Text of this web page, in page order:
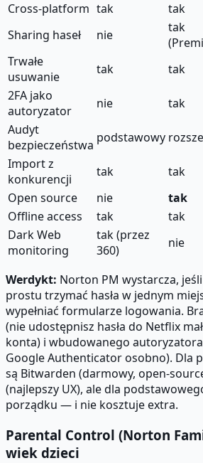
Cross-platform tak tak
Sharing haseł
nie
tak
Trwałe
usuwanie
tak tak
2FA jako
autoryzator
nie tak
Audyt
bezpieczeństwa podstawowy
Import z
konkurencji
tak tak
Open source
nie tak
Offline access
tak tak
Dark Web
monitoring
tak (przez
360)
nie
Werdykt: Norton PM wystarcza,
prostu trzymać hasła w jednym
wypełniać formularze logowania.
(nie udostępnisz hasła do Netflix
konta) i wbudowanego autoryzatora
Google Authenticator osobno). Dla
są Bitwarden (darmowy, open-
(najlepszy UX), ale dla
porządku — i nie kosztuje extra.
Parental Control (Norton
wiek dzieci